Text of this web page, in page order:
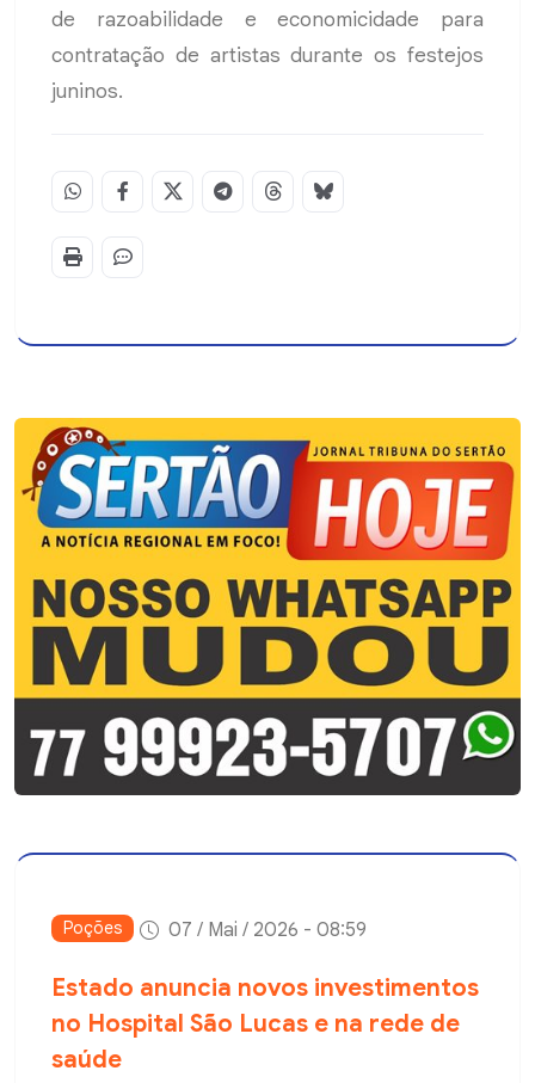
de razoabilidade e economicidade para
contratação de artistas durante os festejos
juninos.
Poções 07 / Mai / 2026 - 08:59
Estado anuncia novos investimentos
no Hospital São Lucas e na rede de
saúde